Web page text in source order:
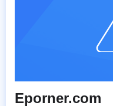
Eporner.com